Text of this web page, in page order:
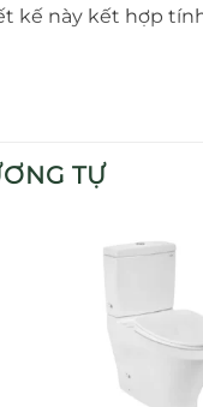
kế này kết hợp
gấp 3 lần thông
dụng
và nhiệt độ dễ dàng
TỰ